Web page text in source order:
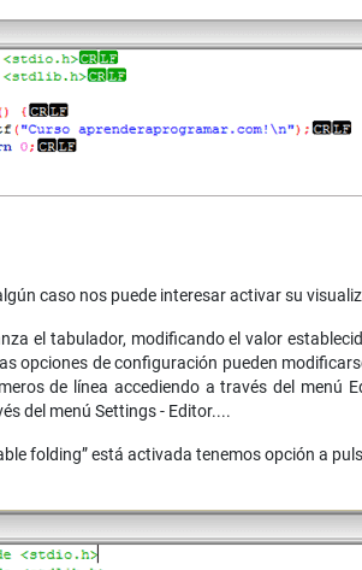
caso nos puede interesar activar su
el tabulador, modificando el valor
opciones de configuración pueden
de línea accediendo a través del menú
del menú Settings - Editor....
folding” está activada tenemos opción a